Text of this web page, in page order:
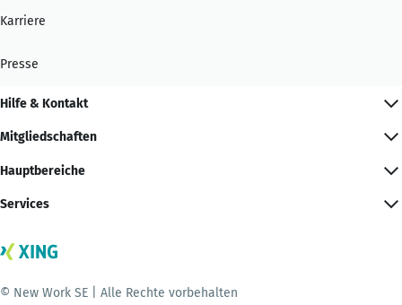
Karriere
Presse
Hilfe & Kontakt
Mitgliedschaften
Hauptbereiche
Services
© New Work SE | Alle Rechte vorbehalten